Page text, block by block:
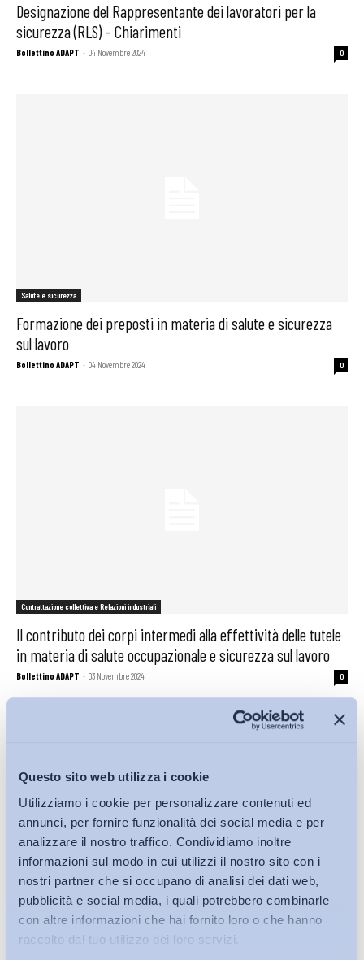
Questo sito web utilizza i cookie
Utilizziamo i cookie per personalizzare contenuti ed
annunci, per fornire funzionalità dei social media e per
analizzare il nostro traffico. Condividiamo inoltre
informazioni sul modo in cui utilizzi il nostro sito con i
nostri partner che si occupano di analisi dei dati web,
pubblicità e social media, i quali potrebbero combinarle
con altre informazioni che hai fornito loro o che hanno
raccolto dal tuo utilizzo dei loro servizi.
Designazione del Rappresentante dei lavoratori per la
sicurezza (RLS) – Chiarimenti
Bollettino ADAPT - 04 Novembre 2024 0
Salute e sicurezza
Formazione dei preposti in materia di salute e sicurezza
sul lavoro
Bollettino ADAPT - 04 Novembre 2024 0
Contrattazione collettiva e Relazioni industriali
Il contributo dei corpi intermedi alla effettività delle tutele
in materia di salute occupazionale e sicurezza sul lavoro
Bollettino ADAPT - 03 Novembre 2024 0
Salute e sicurezza
L’infortunio sul lavoro è indennizzabile anche quando il